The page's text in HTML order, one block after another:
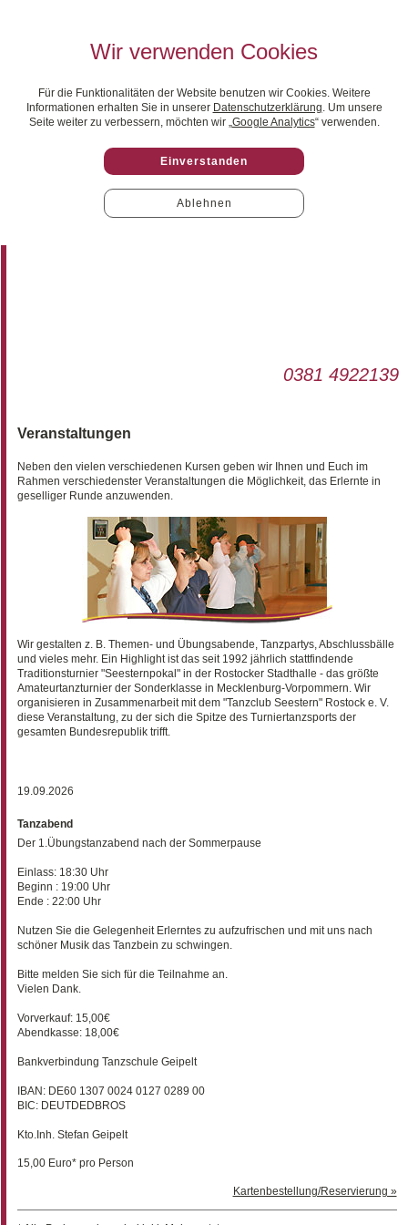
Wir verwenden Cookies
Für die Funktionalitäten der Website benutzen wir Cookies. Weitere
Informationen erhalten Sie in unserer Datenschutzerklärung. Um unsere
Seite weiter zu verbessern, möchten wir „Google Analytics“ verwenden.
Einverstanden
Ablehnen
0381 4922139
Veranstaltungen
Neben den vielen verschiedenen Kursen geben wir Ihnen und Euch im
Rahmen verschiedenster Veranstaltungen die Möglichkeit, das Erlernte in
geselliger Runde anzuwenden.
Wir gestalten z. B. Themen- und Übungsabende, Tanzpartys, Abschlussbälle
und vieles mehr. Ein Highlight ist das seit 1992 jährlich stattfindende
Traditionsturnier "Seesternpokal" in der Rostocker Stadthalle - das größte
Amateurtanzturnier der Sonderklasse in Mecklenburg-Vorpommern. Wir
organisieren in Zusammenarbeit mit dem "Tanzclub Seestern" Rostock e. V.
diese Veranstaltung, zu der sich die Spitze des Turnier­tanz­sports der
gesamten Bundesrepublik trifft.
19.09.2026
Tanzabend
Der 1.Übungstanzabend nach der Sommerpause
Einlass: 18:30 Uhr
Beginn : 19:00 Uhr
Ende : 22:00 Uhr
Nutzen Sie die Gelegenheit Erlerntes zu aufzufrischen und mit uns nach
schöner Musik das Tanzbein zu schwingen.
Bitte melden Sie sich für die Teilnahme an.
Vielen Dank.
Vorverkauf: 15,00€
Abendkasse: 18,00€
Bankverbindung Tanzschule Geipelt
IBAN: DE60 1307 0024 0127 0289 00
BIC: DEUTDEDBROS
Kto.Inh. Stefan Geipelt
15,00 Euro* pro Person
Kartenbestellung/Reservierung »